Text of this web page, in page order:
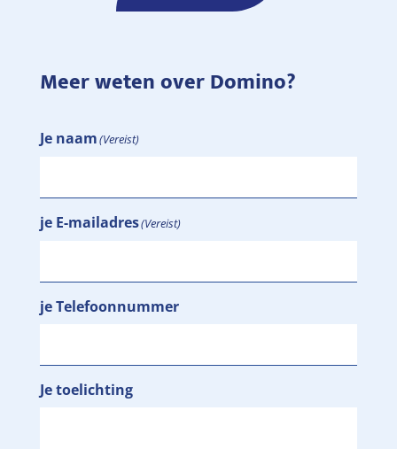
Meer weten over Domino?
Je naam(Vereist)
je E-mailadres(Vereist)
je Telefoonnummer
Je toelichting